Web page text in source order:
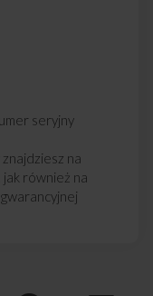
seryjny
na
również na